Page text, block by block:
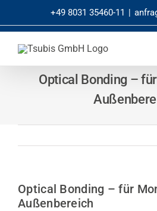
springen
+49 8031 35460-11 |
Optical Bonding –
Optical Bonding – für
Außenbereich